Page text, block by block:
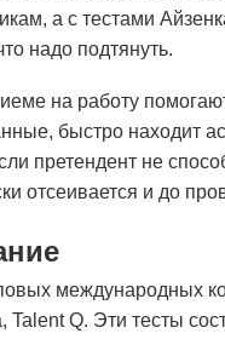
а с тестами
надо подтянуть.
на работу
быстро находит
претендент не
отсеивается и до
международных
Q. Эти тесты